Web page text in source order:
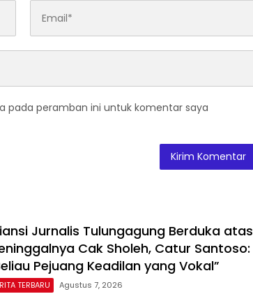
pada peramban ini untuk komentar saya
Jurnalis Tulungagung Berduka atas
Cak Sholeh, Catur Santoso:
Pejuang Keadilan yang Vokal”
TERBARU Agustus 7, 2026